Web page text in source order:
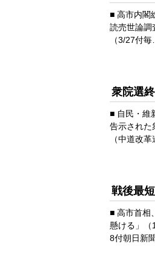
■ 高市内閣
読売世論
（3/27付毎…
衆院選
■ 自民・維
告示された
（中道改
戦後最
■ 高市首相
懸ける」
8付朝日新